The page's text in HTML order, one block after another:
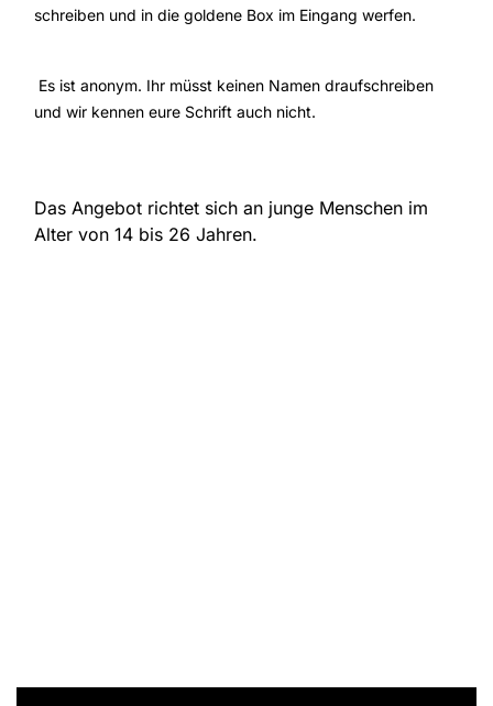
schreiben und in die goldene Box im Eingang werfen.
Es ist anonym. Ihr müsst keinen Namen draufschreiben
und wir kennen eure Schrift auch nicht.
Das Angebot richtet sich an junge Menschen im
Alter von 14 bis 26 Jahren.